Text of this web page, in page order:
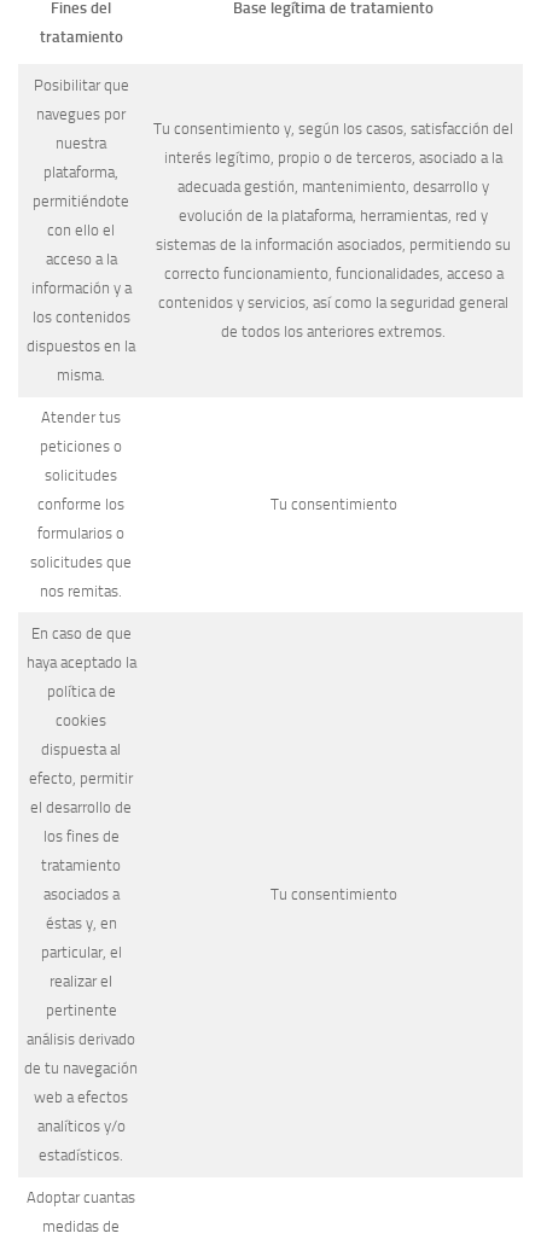
Fines del
tratamiento
Base legítima de tratamiento
Posibilitar que
navegues por
nuestra
plataforma,
permitiéndote
con ello el
acceso a la
información y a
los contenidos
dispuestos en la
misma.
Tu consentimiento y, según los casos, satisfacción del
interés legítimo, propio o de terceros, asociado a la
adecuada gestión, mantenimiento, desarrollo y
evolución de la plataforma, herramientas, red y
sistemas de la información asociados, permitiendo su
correcto funcionamiento, funcionalidades, acceso a
contenidos y servicios, así como la seguridad general
de todos los anteriores extremos.
Atender tus
peticiones o
solicitudes
conforme los
formularios o
solicitudes que
nos remitas.
Tu consentimiento
En caso de que
haya aceptado la
política de
cookies
dispuesta al
efecto, permitir
el desarrollo de
los fines de
tratamiento
asociados a
éstas y, en
particular, el
realizar el
pertinente
análisis derivado
de tu navegación
web a efectos
analíticos y/o
estadísticos.
Tu consentimiento
Adoptar cuantas
medidas de